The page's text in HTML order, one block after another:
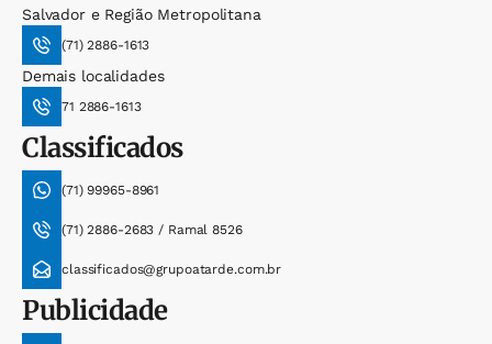
Salvador e Região Metropolitana
(71) 2886-1613
Demais localidades
71 2886-1613
Classificados
(71) 99965-8961
(71) 2886-2683 / Ramal 8526
classificados@grupoatarde.com.br
Publicidade